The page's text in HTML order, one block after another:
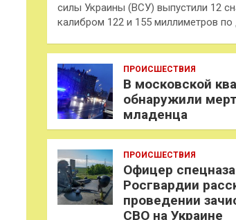
силы Украины (ВСУ) выпустили 12
калибром 122 и 155 миллиметров
ПРОИСШЕСТВИЯ
В московской
обнаружили
младенца
ПРОИСШЕСТВИЯ
Офицер спецназа
Росгвардии
проведении
СВО на Украине